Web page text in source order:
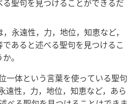
聖句を見つけることができるだ
永遠性，力，地位，知恵など，
あると述べる聖句を見つけるこ
。
一体という言葉を使っている聖句
遠性，力，地位，知恵など，あら